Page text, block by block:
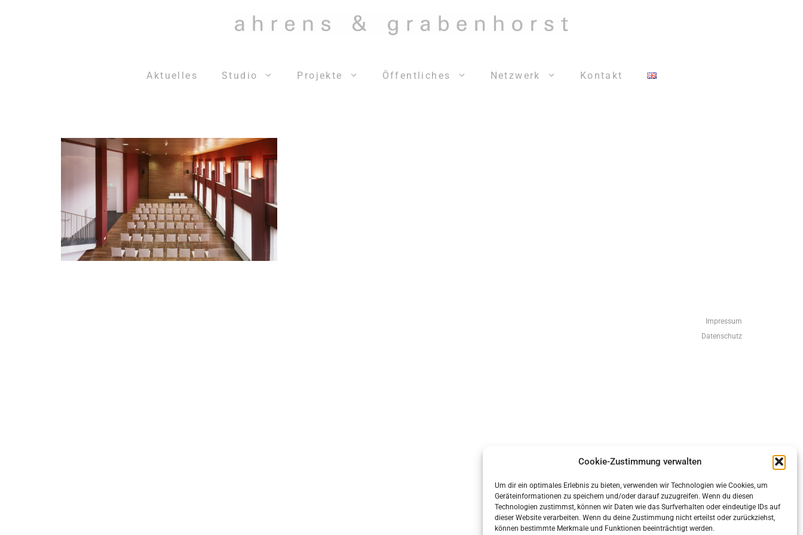
Cookie-Zustimmung verwalten
Um dir ein optimales Erlebnis zu bieten, verwenden wir Technologien wie Cookies, um
Geräteinformationen zu speichern und/oder darauf zuzugreifen. Wenn du diesen
Technologien zustimmst, können wir Daten wie das Surfverhalten oder eindeutige IDs auf
dieser Website verarbeiten. Wenn du deine Zustimmung nicht erteilst oder zurückziehst,
können bestimmte Merkmale und Funktionen beeinträchtigt werden.
Aktuelles Studio Projekte Öffentliches Netzwerk Kontakt
Impressum
Datenschutz